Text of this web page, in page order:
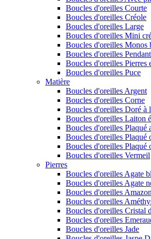
Boucles d'oreilles Courte
Boucles d'oreilles Créole
Boucles d'oreilles Large
Boucles d'oreilles Mini
Boucles d'oreilles Monos
Boucles d'oreilles
Boucles d'oreilles Pierres
Boucles d'oreilles Puce
Matière
Boucles d'oreilles Argent
Boucles d'oreilles Corne
Boucles d'oreilles Doré à
Boucles d'oreilles Laiton
Boucles d'oreilles Plaqué
Boucles d'oreilles Plaqué
Boucles d'oreilles Plaqué
Boucles d'oreilles Vermeil
Pierres
Boucles d'oreilles Agate
Boucles d'oreilles Agate
Boucles d'oreilles
Boucles d'oreilles
Boucles d'oreilles Cristal
Boucles d'oreilles
Boucles d'oreilles Jade